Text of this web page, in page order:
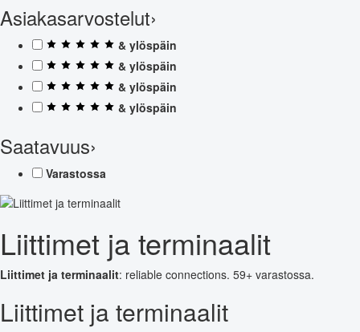
Asiakasarvostelut›
& ylöspäin
& ylöspäin
& ylöspäin
& ylöspäin
Saatavuus›
Varastossa
Liittimet ja terminaalit
Liittimet ja terminaalit: reliable connections. 59+ varastossa.
Liittimet ja terminaalit